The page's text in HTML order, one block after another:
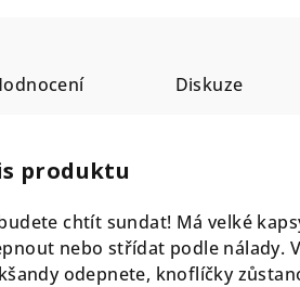
Diskuze
produktu
chtít sundat! Má velké
nebo střídat podle nálady.
odepnete, knoflíčky